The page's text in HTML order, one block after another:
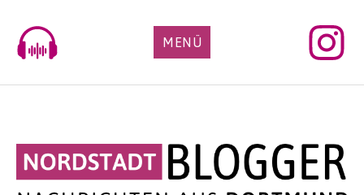
content
MENÜ